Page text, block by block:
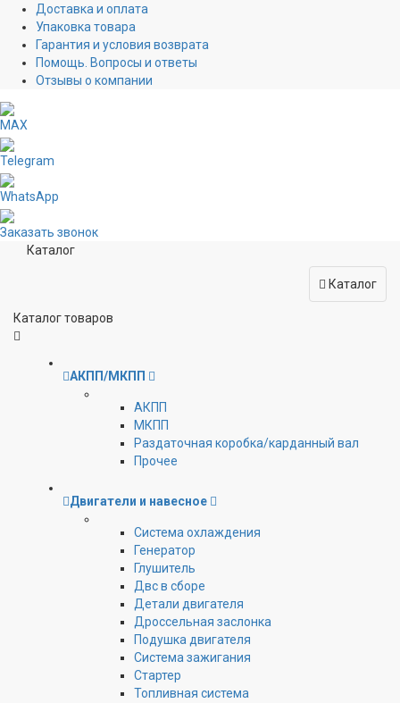
Доставка и оплата
Упаковка товара
Гарантия и условия возврата
Помощь. Вопросы и ответы
Отзывы о компании
MAX
Telegram
WhatsApp
Заказать звонок
Каталог
Каталог
Каталог товаров
АКПП/МКПП
АКПП
МКПП
Раздаточная коробка/карданный вал
Прочее
Двигатели и навесное
Cистема охлаждения
Генератор
Глушитель
Двс в сборе
Детали двигателя
Дроссельная заслонка
Подушка двигателя
Система зажигания
Стартер
Топливная система